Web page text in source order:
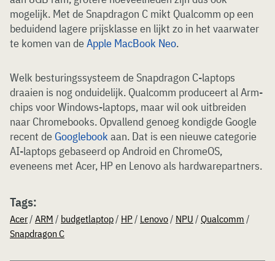
mogelijk. Met de Snapdragon C mikt Qualcomm op een
beduidend lagere prijsklasse en lijkt zo in het vaarwater
te komen van deApple MacBook Neo.
Welk besturingssysteem de Snapdragon C-laptops
draaien is nog onduidelijk. Qualcomm produceert al Arm-
chips voor Windows-laptops, maar wil ook uitbreiden
naar Chromebooks. Opvallend genoeg kondigde Google
recent de Googlebook aan. Dat is een nieuwe categorie
AI-laptops gebaseerd op Android en ChromeOS,
eveneens met Acer, HP en Lenovo als hardwarepartners.
Tags:
Acer/ ARM / budgetlaptop/ HP/ Lenovo/ NPU / Qualcomm /
Snapdragon C